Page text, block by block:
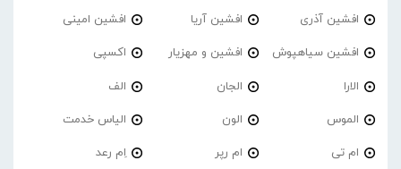
افشین آذری افشین آریا افشین امینی
افشین سیاهپوش افشین و مهزیار اکسپی
الارا الجان الف
الموس الون الیاس خدمت
ام تی ام رپر اِم رعد